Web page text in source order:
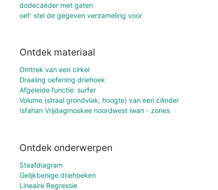
dodecaëder met gaten
oef: stel de gegeven verzameling voor
Ontdek materiaal
Omtrek van een cirkel
Draaiing oefening driehoek
Afgeleide functie: surfer
Volume (straal grondvlak, hoogte) van een cilinder
Isfahan Vrijdagmoskee noordwest iwan - zones
Ontdek onderwerpen
Staafdiagram
Gelijkbenige driehoeken
Lineaire Regressie